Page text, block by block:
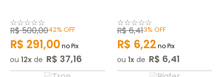
☆☆☆☆☆
R$500,0042% OFF
R$ 291,00 no Pix
ou 12 de R$ 37,16
☆☆☆☆☆
R$6,413% OFF
R$ 6,22 no Pix
ou 1 de R$ 6,41